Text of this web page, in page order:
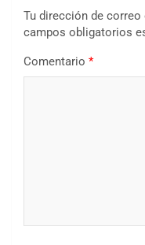
Tu dirección de
campos obligatorios
Comentario *